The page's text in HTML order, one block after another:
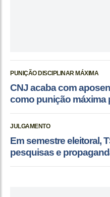
PUNIÇÃO DISCIPLINAR MÁXIMA
CNJ acaba com
como punição máxima
JULGAMENTO
Em semestre eleitoral,
pesquisas e